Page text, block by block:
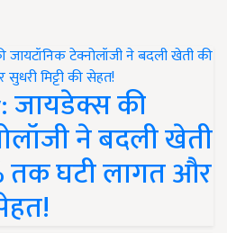
जायडेक्स की
ने बदली खेती
तक घटी लागत और